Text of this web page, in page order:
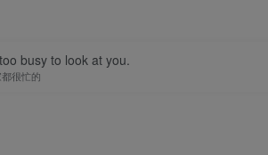
busy to look at you.
很忙的